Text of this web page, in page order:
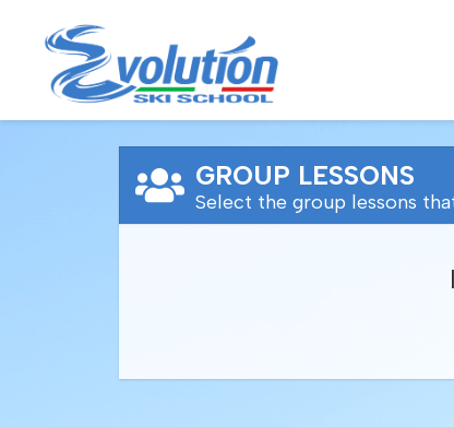
GROUP LESSONS
Select the group lessons